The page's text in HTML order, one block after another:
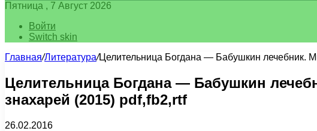
Пятница , 7 Август 2026
Войти
Switch skin
Главная/Литература/Целительница Богдана — Бабушкин лечебник.
Целительница Богдана — Бабушкин
знахарей (2015) pdf,fb2,rtf
26.02.2016